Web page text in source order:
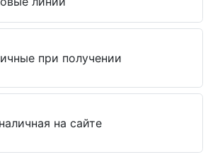
при получении
на сайте